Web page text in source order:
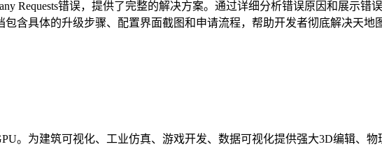
Requests错误，提供了完整的解决方案。通过详细分析错误原因和展示
含具体的升级步骤、配置界面截图和申请流程，帮助开发者彻底解决天地
。为建筑可视化、工业仿真、游戏开发、数据可视化提供强大3D编辑、